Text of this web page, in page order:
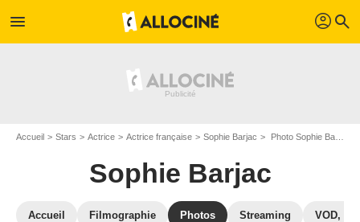
menu profil search
Accueil Stars Actrice Actrice française Sophie Barjac Photo Sophie Barjac
Sophie Barjac
Accueil Filmographie Photos Streaming VOD,